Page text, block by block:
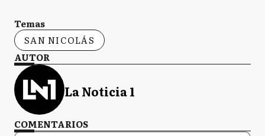
Temas
SAN NICOLÁS
AUTOR
La Noticia 1
COMENTARIOS